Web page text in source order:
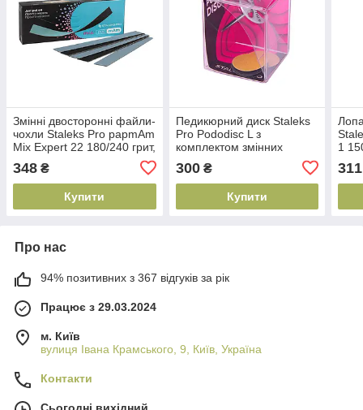
Змінні двосторонні файли-
чохли Staleks Pro papmAm
Mix Expert 22 180/240 грит,
348 ₴
Купити
Педикюрний диск Staleks
Pro Pododisc L з
комплектом змінних
грит, 5 шт
(4820121599483)
300₴
Купити
1
311
Про нас
94% позитивних з 367 відгуків за рік
Працює з 29.03.2024
м. Київ
вулиця Івана Крамського, 9, Київ, Україна
Контакти